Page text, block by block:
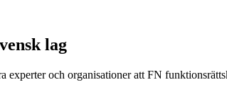
lag
experter och organisationer att FN